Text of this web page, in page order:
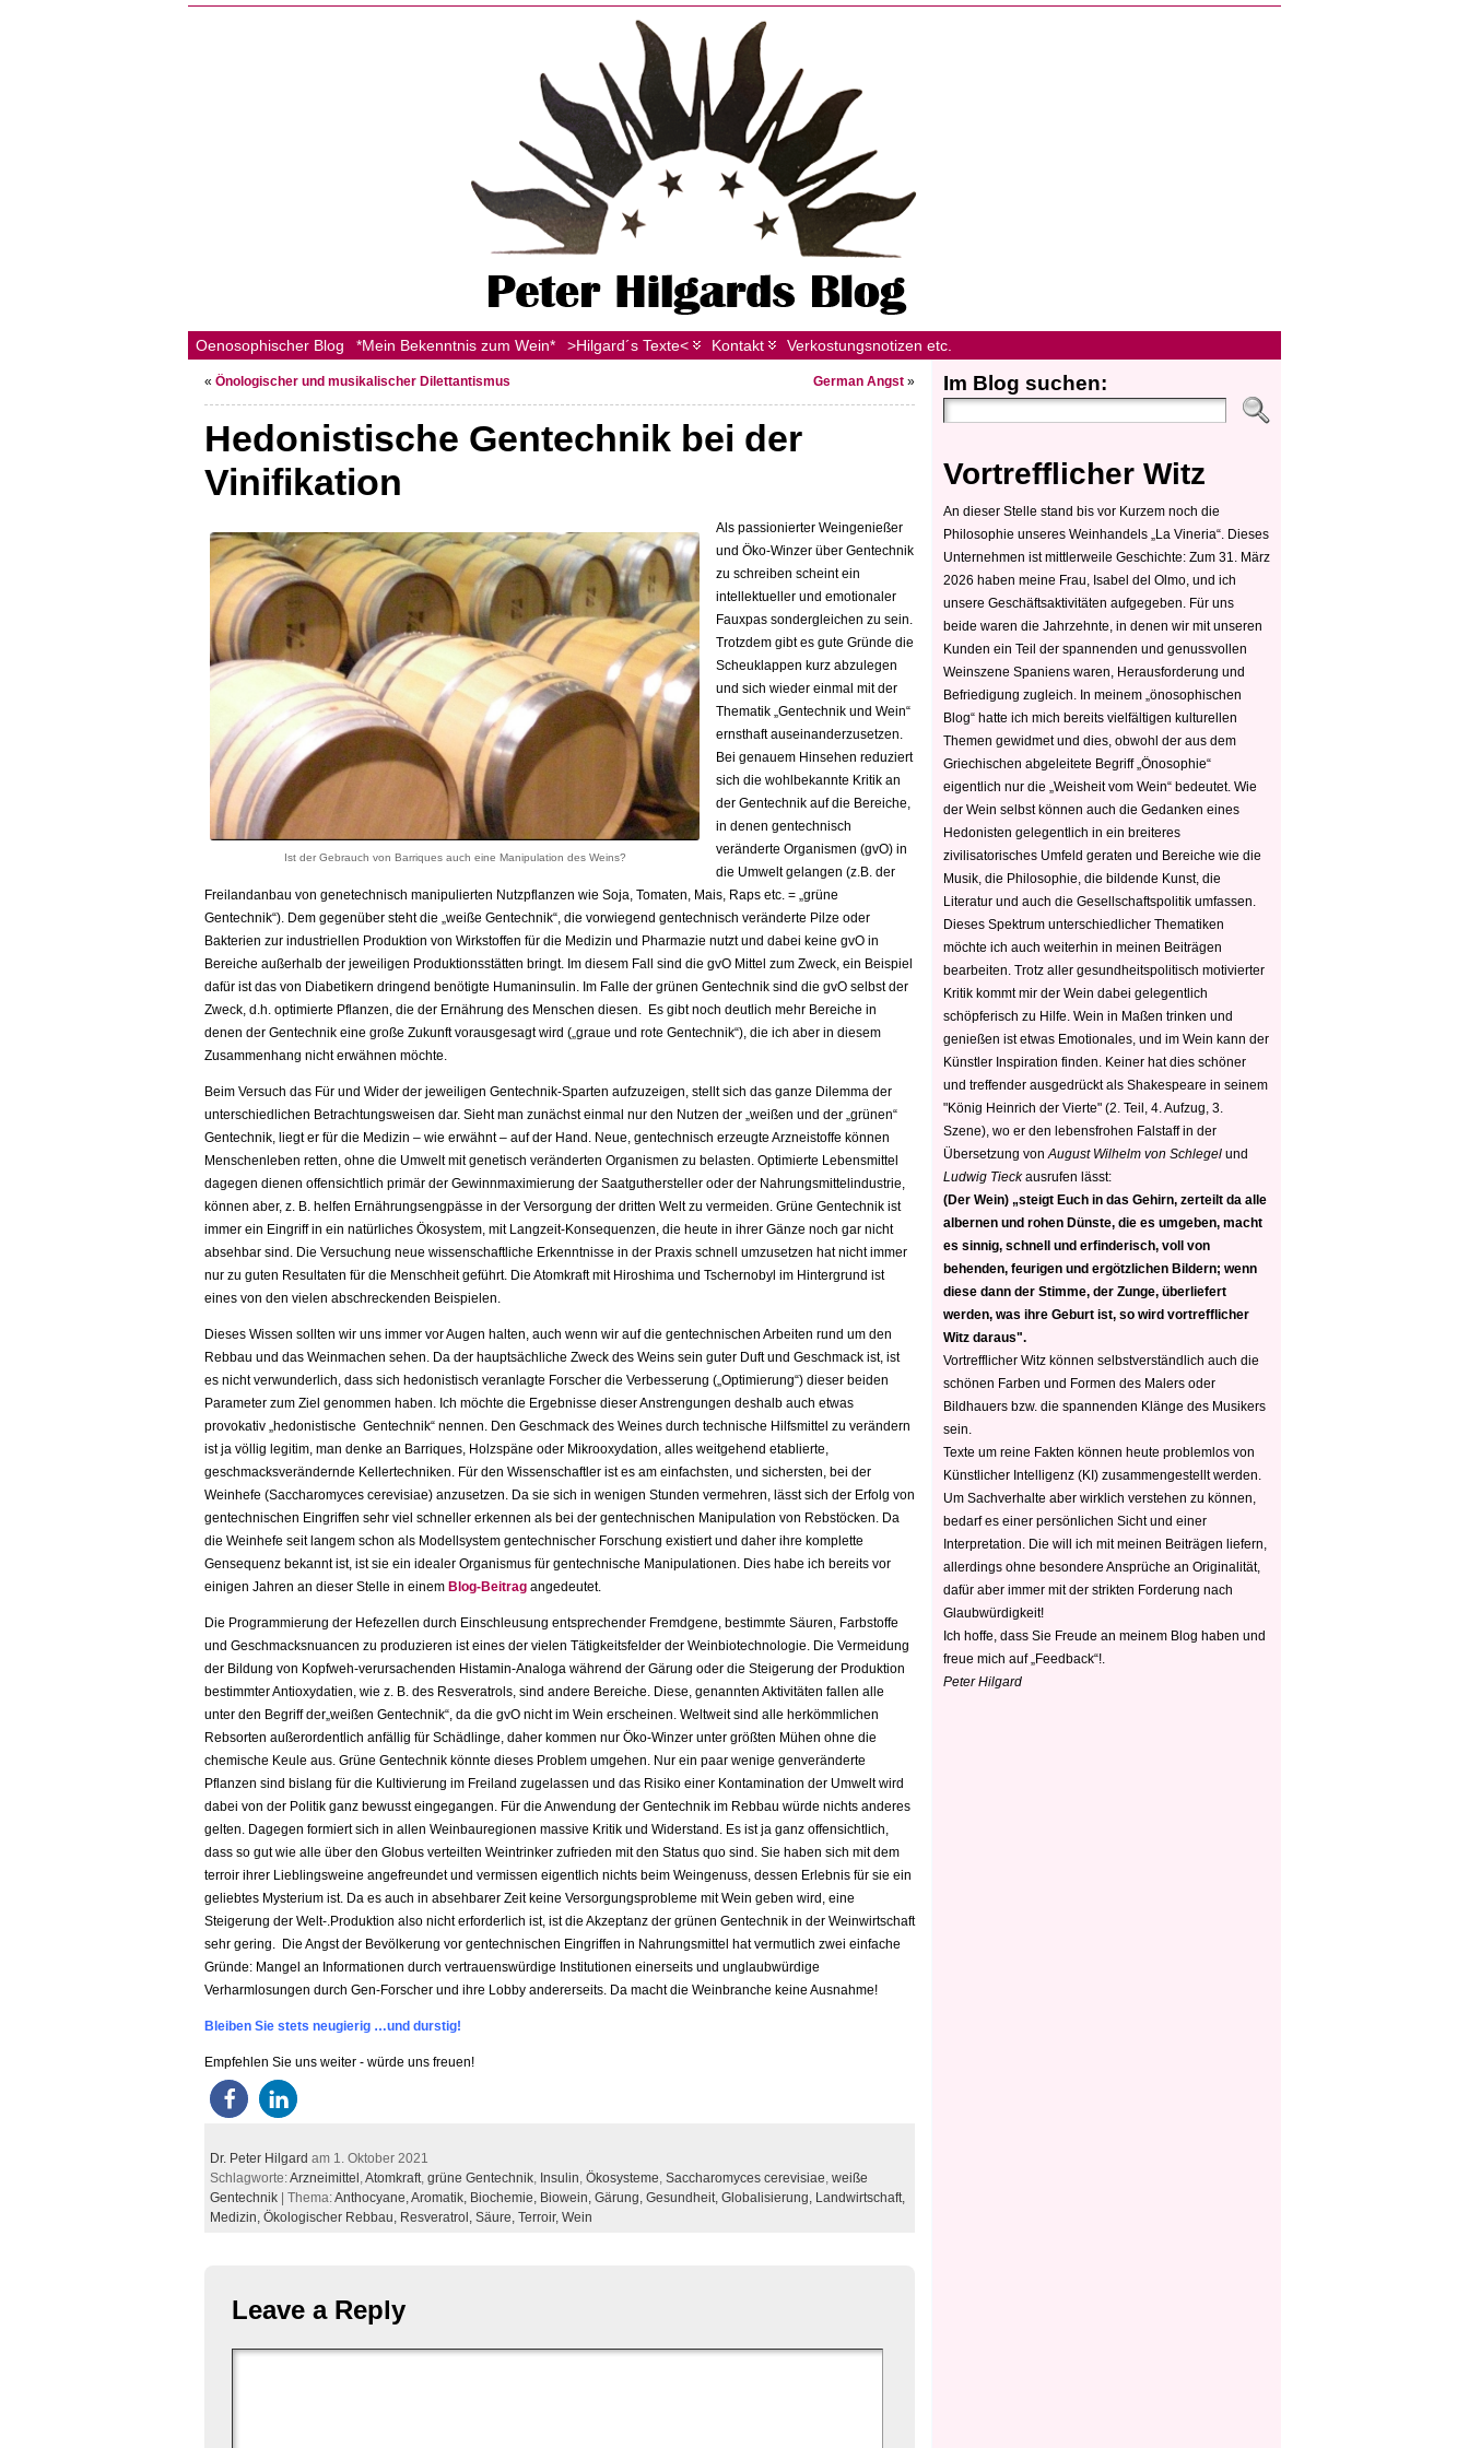
Oenosophischer Blog *Mein Bekenntnis zum Wein* >Hilgard´s Texte< Kontakt Verkostungsnotizen etc.
« Önologischer und musikalischer Dilettantismus German Angst »
Hedonistische Gentechnik bei der
Vinifikation
Ist der Gebrauch von Barriques auch eine Manipulation des Weins?
Als passionierter Weingenießer
und Öko-Winzer über Gentechnik
zu schreiben scheint ein
intellektueller und emotionaler
Fauxpas sondergleichen zu sein.
Trotzdem gibt es gute Gründe die
Scheuklappen kurz abzulegen
und sich wieder einmal mit der
Thematik „Gentechnik und Wein“
ernsthaft auseinanderzusetzen.
Bei genauem Hinsehen reduziert
sich die wohlbekannte Kritik an
der Gentechnik auf die Bereiche,
in denen gentechnisch
veränderte Organismen (gvO) in
die Umwelt gelangen (z.B. der
Freilandanbau von genetechnisch manipulierten Nutzpflanzen wie Soja, Tomaten, Mais, Raps etc. = „grüne
Gentechnik“). Dem gegenüber steht die „weiße Gentechnik“, die vorwiegend gentechnisch veränderte Pilze oder
Bakterien zur industriellen Produktion von Wirkstoffen für die Medizin und Pharmazie nutzt und dabei keine gvO in
Bereiche außerhalb der jeweiligen Produktionsstätten bringt. Im diesem Fall sind die gvO Mittel zum Zweck, ein Beispiel
dafür ist das von Diabetikern dringend benötigte Humaninsulin. Im Falle der grünen Gentechnik sind die gvO selbst der
Zweck, d.h. optimierte Pflanzen, die der Ernährung des Menschen diesen. Es gibt noch deutlich mehr Bereiche in
denen der Gentechnik eine große Zukunft vorausgesagt wird („graue und rote Gentechnik“), die ich aber in diesem
Zusammenhang nicht erwähnen möchte.
Beim Versuch das Für und Wider der jeweiligen Gentechnik-Sparten aufzuzeigen, stellt sich das ganze Dilemma der
unterschiedlichen Betrachtungsweisen dar. Sieht man zunächst einmal nur den Nutzen der „weißen und der „grünen“
Gentechnik, liegt er für die Medizin – wie erwähnt – auf der Hand. Neue, gentechnisch erzeugte Arzneistoffe können
Menschenleben retten, ohne die Umwelt mit genetisch veränderten Organismen zu belasten. Optimierte Lebensmittel
dagegen dienen offensichtlich primär der Gewinnmaximierung der Saatguthersteller oder der Nahrungsmittelindustrie,
können aber, z. B. helfen Ernährungsengpässe in der Versorgung der dritten Welt zu vermeiden. Grüne Gentechnik ist
immer ein Eingriff in ein natürliches Ökosystem, mit Langzeit-Konsequenzen, die heute in ihrer Gänze noch gar nicht
absehbar sind. Die Versuchung neue wissenschaftliche Erkenntnisse in der Praxis schnell umzusetzen hat nicht immer
nur zu guten Resultaten für die Menschheit geführt. Die Atomkraft mit Hiroshima und Tschernobyl im Hintergrund ist
eines von den vielen abschreckenden Beispielen.
Dieses Wissen sollten wir uns immer vor Augen halten, auch wenn wir auf die gentechnischen Arbeiten rund um den
Rebbau und das Weinmachen sehen. Da der hauptsächliche Zweck des Weins sein guter Duft und Geschmack ist, ist
es nicht verwunderlich, dass sich hedonistisch veranlagte Forscher die Verbesserung („Optimierung“) dieser beiden
Parameter zum Ziel genommen haben. Ich möchte die Ergebnisse dieser Anstrengungen deshalb auch etwas
provokativ „hedonistische Gentechnik“ nennen. Den Geschmack des Weines durch technische Hilfsmittel zu verändern
ist ja völlig legitim, man denke an Barriques, Holzspäne oder Mikrooxydation, alles weitgehend etablierte,
geschmacksverändernde Kellertechniken. Für den Wissenschaftler ist es am einfachsten, und sichersten, bei der
Weinhefe (Saccharomyces cerevisiae) anzusetzen. Da sie sich in wenigen Stunden vermehren, lässt sich der Erfolg von
gentechnischen Eingriffen sehr viel schneller erkennen als bei der gentechnischen Manipulation von Rebstöcken. Da
die Weinhefe seit langem schon als Modellsystem gentechnischer Forschung existiert und daher ihre komplette
Gensequenz bekannt ist, ist sie ein idealer Organismus für gentechnische Manipulationen. Dies habe ich bereits vor
einigen Jahren an dieser Stelle in einem Blog-Beitrag angedeutet.
Die Programmierung der Hefezellen durch Einschleusung entsprechender Fremdgene, bestimmte Säuren, Farbstoffe
und Geschmacksnuancen zu produzieren ist eines der vielen Tätigkeitsfelder der Weinbiotechnologie. Die Vermeidung
der Bildung von Kopfweh-verursachenden Histamin-Analoga während der Gärung oder die Steigerung der Produktion
bestimmter Antioxydatien, wie z. B. des Resveratrols, sind andere Bereiche. Diese, genannten Aktivitäten fallen alle
unter den Begriff der„weißen Gentechnik“, da die gvO nicht im Wein erscheinen. Weltweit sind alle herkömmlichen
Rebsorten außerordentlich anfällig für Schädlinge, daher kommen nur Öko-Winzer unter größten Mühen ohne die
chemische Keule aus. Grüne Gentechnik könnte dieses Problem umgehen. Nur ein paar wenige genveränderte
Pflanzen sind bislang für die Kultivierung im Freiland zugelassen und das Risiko einer Kontamination der Umwelt wird
dabei von der Politik ganz bewusst eingegangen. Für die Anwendung der Gentechnik im Rebbau würde nichts anderes
gelten. Dagegen formiert sich in allen Weinbauregionen massive Kritik und Widerstand. Es ist ja ganz offensichtlich,
dass so gut wie alle über den Globus verteilten Weintrinker zufrieden mit den Status quo sind. Sie haben sich mit dem
terroir ihrer Lieblingsweine angefreundet und vermissen eigentlich nichts beim Weingenuss, dessen Erlebnis für sie ein
geliebtes Mysterium ist. Da es auch in absehbarer Zeit keine Versorgungsprobleme mit Wein geben wird, eine
Steigerung der Welt-.Produktion also nicht erforderlich ist, ist die Akzeptanz der grünen Gentechnik in der Weinwirtschaft
sehr gering. Die Angst der Bevölkerung vor gentechnischen Eingriffen in Nahrungsmittel hat vermutlich zwei einfache
Gründe: Mangel an Informationen durch vertrauenswürdige Institutionen einerseits und unglaubwürdige
Verharmlosungen durch Gen-Forscher und ihre Lobby andererseits. Da macht die Weinbranche keine Ausnahme!
Bleiben Sie stets neugierig …und durstig!
Empfehlen Sie uns weiter - würde uns freuen!
Dr. Peter Hilgard am 1. Oktober 2021
Schlagworte:Arzneimittel ,Atomkraft, grüne Gentechnik, Insulin, Ökosysteme, Saccharomyces cerevisiae, weiße
Gentechnik | Thema:Anthocyane,Aromatik, Biochemie, Biowein, Gärung, Gesundheit, Globalisierung, Landwirtschaft,
Medizin, Ökologischer Rebbau, Resveratrol, Säure, Terroir, Wein
Leave a Reply
Im Blog suchen:
Vortrefflicher Witz
An dieser Stelle stand bis vor Kurzem noch die
Philosophie unseres Weinhandels „La Vineria“. Dieses
Unternehmen ist mittlerweile Geschichte: Zum 31. März
2026 haben meine Frau, Isabel del Olmo, und ich
unsere Geschäftsaktivitäten aufgegeben. Für uns
beide waren die Jahrzehnte, in denen wir mit unseren
Kunden ein Teil der spannenden und genussvollen
Weinszene Spaniens waren, Herausforderung und
Befriedigung zugleich. In meinem „önosophischen
Blog“ hatte ich mich bereits vielfältigen kulturellen
Themen gewidmet und dies, obwohl der aus dem
Griechischen abgeleitete Begriff „Önosophie“
eigentlich nur die „Weisheit vom Wein“ bedeutet. Wie
der Wein selbst können auch die Gedanken eines
Hedonisten gelegentlich in ein breiteres
zivilisatorisches Umfeld geraten und Bereiche wie die
Musik, die Philosophie, die bildende Kunst, die
Literatur und auch die Gesellschaftspolitik umfassen.
Dieses Spektrum unterschiedlicher Thematiken
möchte ich auch weiterhin in meinen Beiträgen
bearbeiten. Trotz aller gesundheitspolitisch motivierter
Kritik kommt mir der Wein dabei gelegentlich
schöpferisch zu Hilfe. Wein in Maßen trinken und
genießen ist etwas Emotionales, und im Wein kann der
Künstler Inspiration finden. Keiner hat dies schöner
und treffender ausgedrückt als Shakespeare in seinem
"König Heinrich der Vierte" (2. Teil, 4. Aufzug, 3.
Szene), wo er den lebensfrohen Falstaff in der
Übersetzung von August Wilhelm von Schlegel und
Ludwig Tieckausrufen lässt:
(Der Wein) „steigt Euch in das Gehirn, zerteilt da alle
albernen und rohen Dünste, die es umgeben, macht
es sinnig, schnell und erfinderisch, voll von
behenden, feurigen und ergötzlichen Bildern; wenn
diese dann der Stimme, der Zunge, überliefert
werden, was ihre Geburt ist, so wird vortrefflicher
Witz daraus".
Vortrefflicher Witz können selbstverständlich auch die
schönen Farben und Formen des Malers oder
Bildhauers bzw. die spannenden Klänge des Musikers
sein.
Texte um reine Fakten können heute problemlos von
Künstlicher Intelligenz (KI) zusammengestellt werden.
Um Sachverhalte aber wirklich verstehen zu können,
bedarf es einer persönlichen Sicht und einer
Interpretation. Die will ich mit meinen Beiträgen liefern,
allerdings ohne besondere Ansprüche an Originalität,
dafür aber immer mit der strikten Forderung nach
Glaubwürdigkeit!
Ich hoffe, dass Sie Freude an meinem Blog haben und
freue mich auf „Feedback“!.
Peter Hilgard